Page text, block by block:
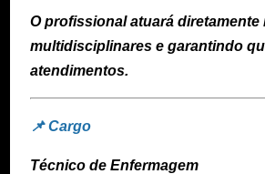
O profissional atuará
multidisciplinares e garantindo
atendimentos.
📌 Cargo
Técnico de Enfermagem